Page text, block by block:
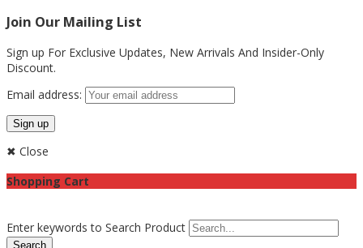
Join Our Mailing List
Sign up For Exclusive Updates, New Arrivals And Insider-Only
Discount.
Email address:
✖ Close
Shopping Cart
Enter keywords to Search Product